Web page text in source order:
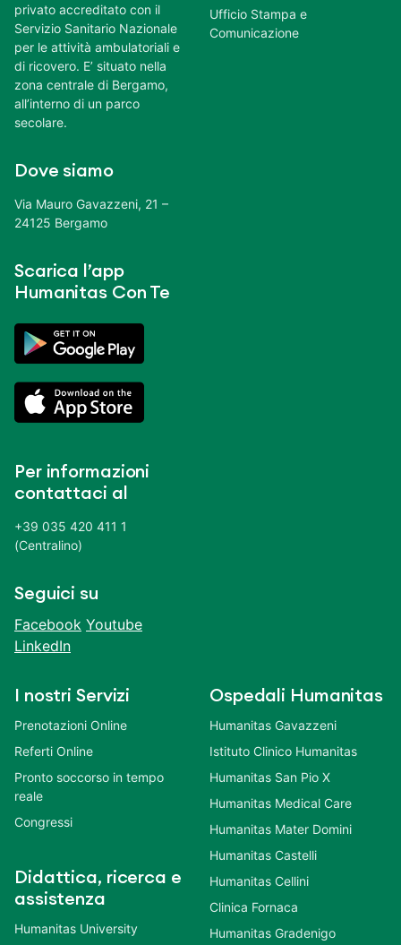
privato accreditato con il
Servizio Sanitario Nazionale
per le attività ambulatoriali e
di ricovero. E’ situato nella
zona centrale di Bergamo,
all’interno di un parco
secolare.
Dove siamo
Via Mauro Gavazzeni, 21 –
24125 Bergamo
Scarica l’app
Humanitas Con Te
Per informazioni
contattaci al
+39 035 420 411 1
(Centralino)
Seguici su
Facebook Youtube
LinkedIn
Ufficio Stampa e
Comunicazione
I nostri Servizi
Prenotazioni Online
Referti Online
Pronto soccorso in tempo
reale
Congressi
Didattica, ricerca e
assistenza
Humanitas University
Ospedali Humanitas
Humanitas Gavazzeni
Istituto Clinico Humanitas
Humanitas San Pio X
Humanitas Medical Care
Humanitas Mater Domini
Humanitas Castelli
Humanitas Cellini
Clinica Fornaca
Humanitas Gradenigo